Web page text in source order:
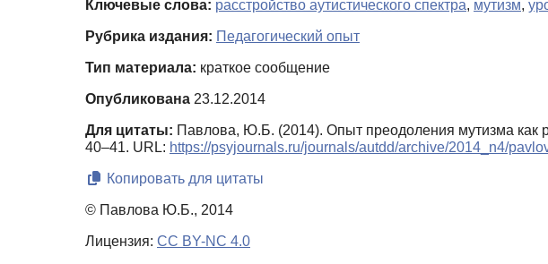
Ключевые слова: расстройство аутистического спектра, мутизм,
Рубрика издания: Педагогический опыт
Тип материала: краткое сообщение
Опубликована 23.12.2014
Для цитаты: Павлова, Ю.Б. (2014). Опыт преодоления мутизма как
40–41. URL: https://psyjournals.ru/journals/autdd/archive/2014_n4/
Копировать для цитаты
© Павлова Ю.Б., 2014
Лицензия: CC BY-NC 4.0